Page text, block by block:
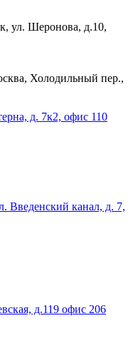
ул. Шеронова, д.10,
Холодильный пер.,
д. 7к2, офис 110
канал, д. 7,
д.119 офис 206